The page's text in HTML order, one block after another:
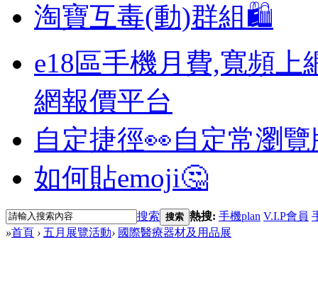
淘寶互毒(動)群組🛍️
e18區手機月費,寬頻上
網報價平台
自定捷徑👀自定常瀏
如何貼emoji🤔
搜索 搜索 熱搜: 手機plan V.I.P會員
»首頁 › 五月展覽活動› 國際醫療器材及用品展